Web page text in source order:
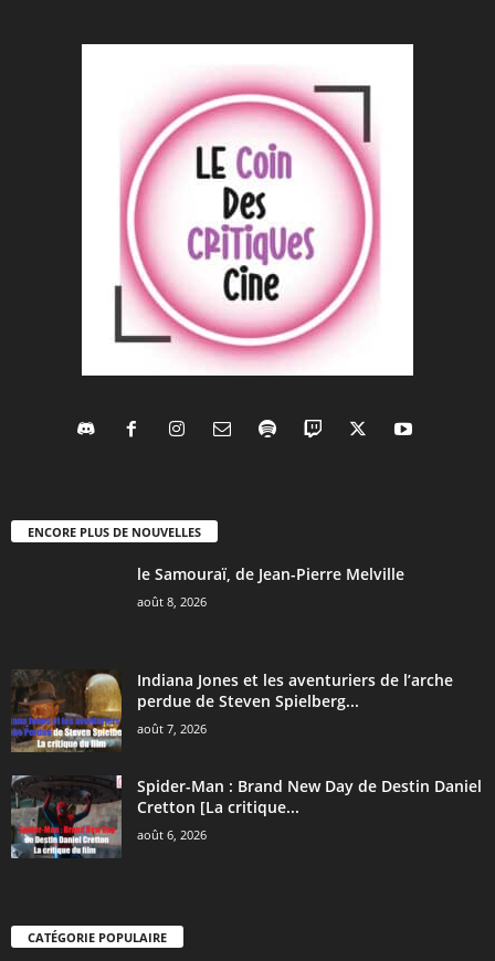
ENCORE PLUS DE NOUVELLES
le Samouraï, de Jean-Pierre Melville
août 8, 2026
Indiana Jones et les aventuriers de l’arche
perdue de Steven Spielberg...
août 7, 2026
Spider-Man : Brand New Day de Destin Daniel
Cretton [La critique...
août 6, 2026
CATÉGORIE POPULAIRE